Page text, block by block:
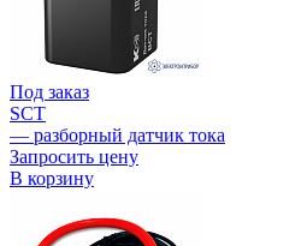
Под заказ
SCT
— разборный датчик тока
Запросить цену
В корзину